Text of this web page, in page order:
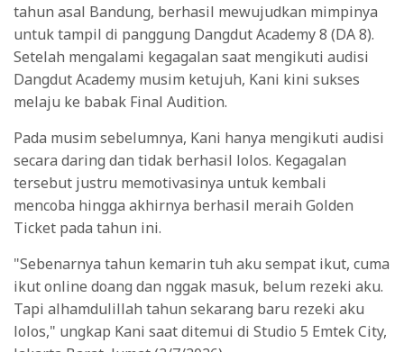
tahun asal Bandung, berhasil mewujudkan mimpinya
untuk tampil di panggung Dangdut Academy 8 (DA 8).
Setelah mengalami kegagalan saat mengikuti audisi
Dangdut Academy musim ketujuh, Kani kini sukses
melaju ke babak Final Audition.
Pada musim sebelumnya, Kani hanya mengikuti audisi
secara daring dan tidak berhasil lolos. Kegagalan
tersebut justru memotivasinya untuk kembali
mencoba hingga akhirnya berhasil meraih Golden
Ticket pada tahun ini.
"Sebenarnya tahun kemarin tuh aku sempat ikut, cuma
ikut online doang dan nggak masuk, belum rezeki aku.
Tapi alhamdulillah tahun sekarang baru rezeki aku
lolos," ungkap Kani saat ditemui di Studio 5 Emtek City,